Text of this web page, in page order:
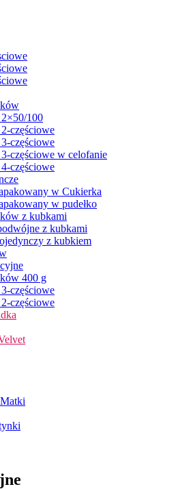
100
częściowe
częściowe
częściowe w celofanie
częściowe
w Cukierka
w pudełko
z kubkami
z kubkami
z kubkiem
400 g
częściowe
częściowe